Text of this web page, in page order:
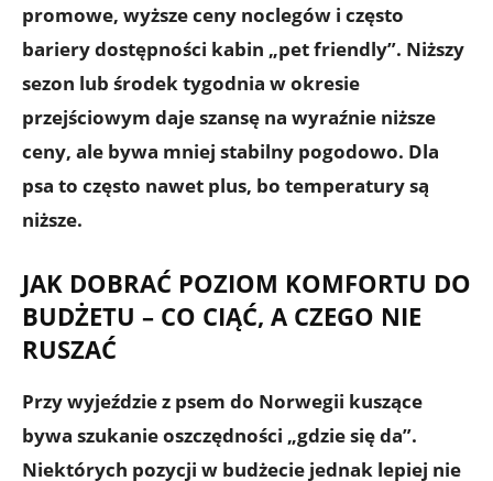
promowe, wyższe ceny noclegów i często
bariery dostępności kabin „pet friendly”. Niższy
sezon lub środek tygodnia w okresie
przejściowym daje szansę na wyraźnie niższe
ceny, ale bywa mniej stabilny pogodowo. Dla
psa to często nawet plus, bo temperatury są
niższe.
JAK DOBRAĆ POZIOM KOMFORTU DO
BUDŻETU – CO CIĄĆ, A CZEGO NIE
RUSZAĆ
Przy wyjeździe z psem do Norwegii kuszące
bywa szukanie oszczędności „gdzie się da”.
Niektórych pozycji w budżecie jednak lepiej nie